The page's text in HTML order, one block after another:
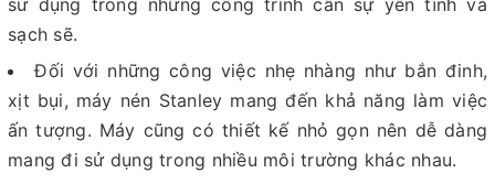
sử dụng trong những công trình cần sự yên tĩnh và
sạch sẽ.
Đối với những công việc nhẹ nhàng như bắn đinh,
xịt bụi, máy nén Stanley mang đến khả năng làm việc
ấn tượng. Máy cũng có thiết kế nhỏ gọn nên dễ dàng
mang đi sử dụng trong nhiều môi trường khác nhau.